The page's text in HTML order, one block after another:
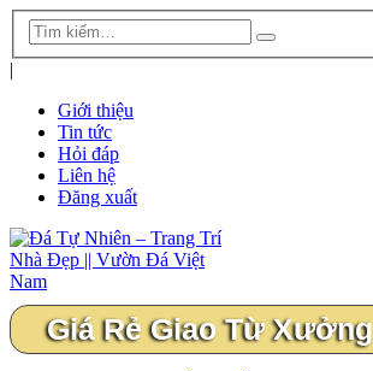
|
Giới thiệu
Tin tức
Hỏi đáp
Liên hệ
Đăng xuất
Giá Rẻ Giao Từ Xưởng